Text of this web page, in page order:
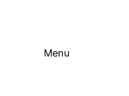
Menu